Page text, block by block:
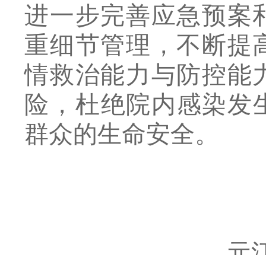
进一步完善应急预案
重细节管理，不断提
情救治能力与防控能
险， 杜绝院内感染发
群众的生命安全。